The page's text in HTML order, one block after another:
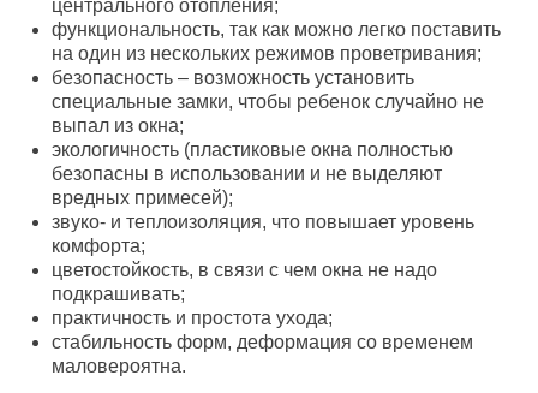
центрального отопления;
функциональность, так как можно легко поставить
на один из нескольких режимов проветривания;
безопасность – возможность установить
специальные замки, чтобы ребенок случайно не
выпал из окна;
экологичность (пластиковые окна полностью
безопасны в использовании и не выделяют
вредных примесей);
звуко- и теплоизоляция, что повышает уровень
комфорта;
цветостойкость, в связи с чем окна не надо
подкрашивать;
практичность и простота ухода;
стабильность форм, деформация со временем
маловероятна.